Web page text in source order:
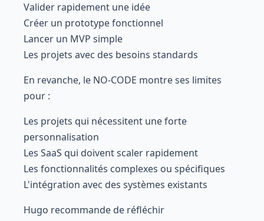
Valider rapidement une idée
Créer un prototype fonctionnel
Lancer un MVP simple
Les projets avec des besoins standards
En revanche, le NO-CODE montre ses limites
pour :
Les projets qui nécessitent une forte
personnalisation
Les SaaS qui doivent scaler rapidement
Les fonctionnalités complexes ou spécifiques
L'intégration avec des systèmes existants
Hugo recommande de réfléchir